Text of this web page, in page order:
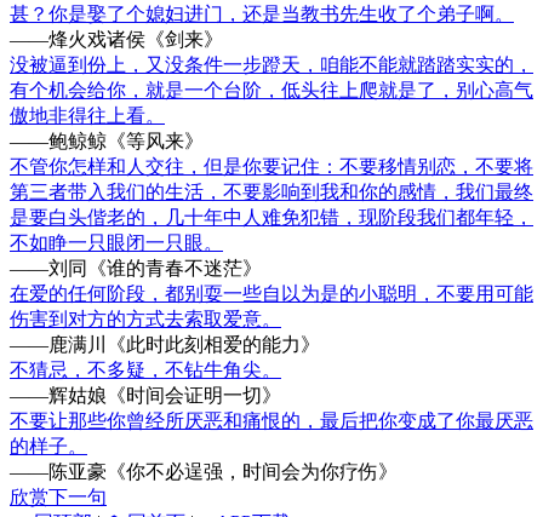
甚？你是娶了个媳妇进门，还是当教书先生收了个弟子啊。
——烽火戏诸侯《剑来》
没被逼到份上，又没条件一步蹬天，咱能不能就踏踏实实的，
有个机会给你，就是一个台阶，低头往上爬就是了，别心高气
傲地非得往上看。
——鲍鲸鲸《等风来》
不管你怎样和人交往，但是你要记住：不要移情别恋，不要将
第三者带入我们的生活，不要影响到我和你的感情，我们最终
是要白头偕老的，几十年中人难免犯错，现阶段我们都年轻，
不如睁一只眼闭一只眼。
——刘同《谁的青春不迷茫》
在爱的任何阶段，都别耍一些自以为是的小聪明，不要用可能
伤害到对方的方式去索取爱意。
——鹿满川《此时此刻相爱的能力》
不猜忌，不多疑，不钻牛角尖。
——辉姑娘《时间会证明一切》
不要让那些你曾经所厌恶和痛恨的，最后把你变成了你最厌恶
的样子。
——陈亚豪《你不必逞强，时间会为你疗伤》
欣赏下一句